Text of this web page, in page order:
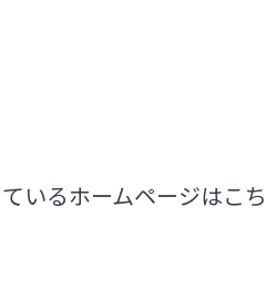
いるホームページはこち